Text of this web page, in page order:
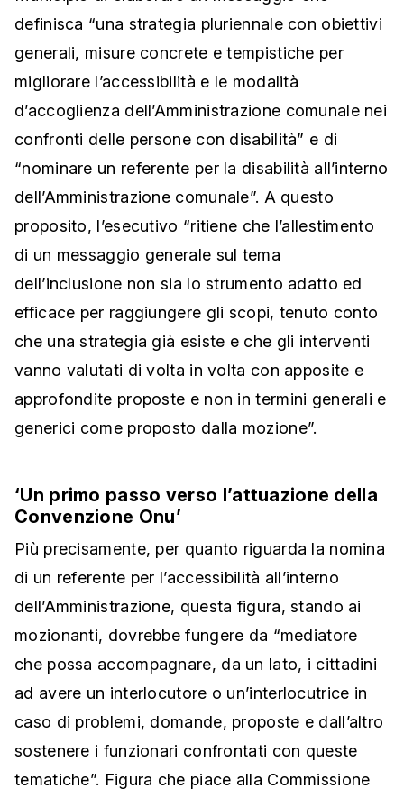
definisca “una strategia pluriennale con obiettivi
generali, misure concrete e tempistiche per
migliorare l’accessibilità e le modalità
d’accoglienza dell’Amministrazione comunale nei
confronti delle persone con disabilità” e di
“nominare un referente per la disabilità all’interno
dell’Amministrazione comunale”. A questo
proposito, l’esecutivo “ritiene che l’allestimento
di un messaggio generale sul tema
dell’inclusione non sia lo strumento adatto ed
efficace per raggiungere gli scopi, tenuto conto
che una strategia già esiste e che gli interventi
vanno valutati di volta in volta con apposite e
approfondite proposte e non in termini generali e
generici come proposto dalla mozione”.
‘Un primo passo verso l’attuazione della
Convenzione Onu’
Più precisamente, per quanto riguarda la nomina
di un referente per l’accessibilità all’interno
dell’Amministrazione, questa figura, stando ai
mozionanti, dovrebbe fungere da “mediatore
che possa accompagnare, da un lato, i cittadini
ad avere un interlocutore o un’interlocutrice in
caso di problemi, domande, proposte e dall’altro
sostenere i funzionari confrontati con queste
tematiche”. Figura che piace alla Commissione